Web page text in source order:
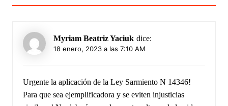
Myriam Beatriz Yaciuk dice:
18 enero, 2023 a las 7:10 AM
Urgente la aplicación de la Ley Sarmiento N 14346!
Para que sea ejemplificadora y se eviten injusticias